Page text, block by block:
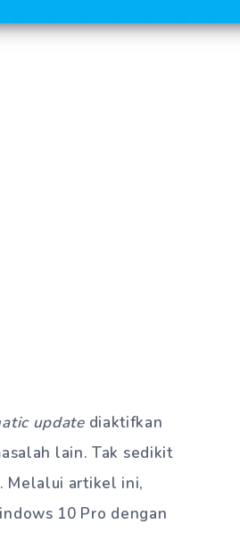
updatediaktifkan
lain. Tak sedikit
Melalui artikel ini,
10 Pro dengan